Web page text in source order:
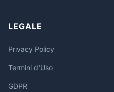
LEGALE
Privacy Policy
Termini d'Uso
GDPR